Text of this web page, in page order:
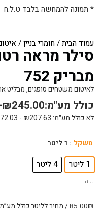
עמוד הבית/ חומרי בניין/
סילר מראה
מבריק 752
לאיטום משטחים סופגים, מבליט
₪245.00כולל מע"מ:
לא כולל מע״מ: ₪207.63
-
72.03
משקל : 1 ליטר
1 ליטר 4 ליטר
נקה
85.00₪ / מחיר לליטר כולל מע”מ
כמות
סילר
מראה
רטוב
752
* תמונה להמחשה בלבד ט.ל.ח